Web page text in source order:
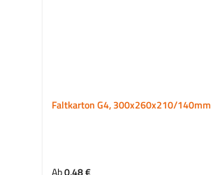
Faltkarton G4, 300x260x210/140mm
Regulärer Preis: